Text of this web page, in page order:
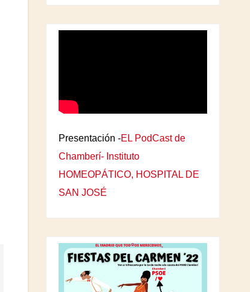
Presentación -EL PodCast de
Chamberí- Instituto
HOMEOPÁTICO, HOSPITAL DE
SAN JOSÉ